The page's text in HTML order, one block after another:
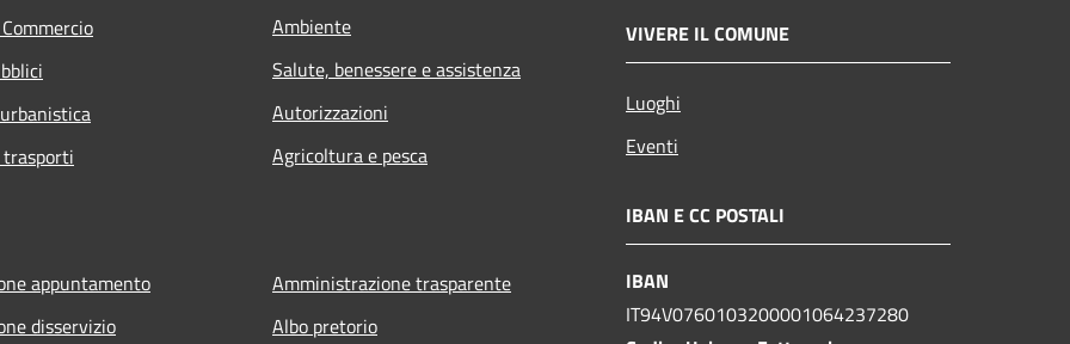
Ambiente
Salute, benessere e assistenza
Autorizzazioni
Agricoltura e pesca
VIVERE IL COMUNE
Luoghi
Eventi
appuntamento
disservizio
Amministrazione trasparente
Albo pretorio
IBAN E CC POSTALI
IBAN
IT94V0760103200001064237280